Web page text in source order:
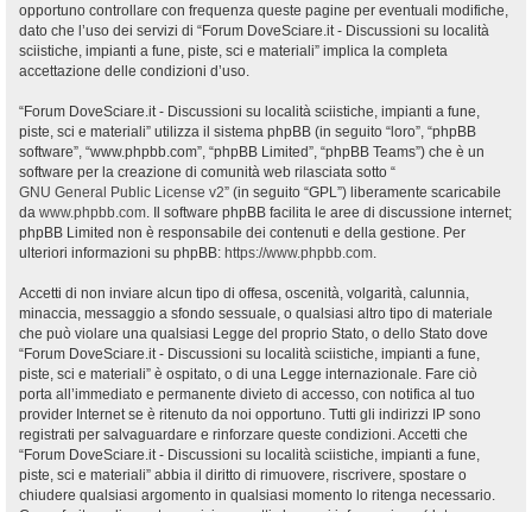
opportuno controllare con frequenza queste pagine per eventuali modifiche,
dato che l’uso dei servizi di “Forum DoveSciare.it - Discussioni su località
sciistiche, impianti a fune, piste, sci e materiali” implica la completa
accettazione delle condizioni d’uso.
“Forum DoveSciare.it - Discussioni su località sciistiche, impianti a fune,
piste, sci e materiali” utilizza il sistema phpBB (in seguito “loro”, “phpBB
software”, “www.phpbb.com”, “phpBB Limited”, “phpBB Teams”) che è un
software per la creazione di comunità web rilasciata sotto “
GNU General Public License v2” (in seguito “GPL”) liberamente scaricabile
da www.phpbb.com. Il software phpBB facilita le aree di discussione internet;
phpBB Limited non è responsabile dei contenuti e della gestione. Per
ulteriori informazioni su phpBB: https://www.phpbb.com.
Accetti di non inviare alcun tipo di offesa, oscenità, volgarità, calunnia,
minaccia, messaggio a sfondo sessuale, o qualsiasi altro tipo di materiale
che può violare una qualsiasi Legge del proprio Stato, o dello Stato dove
“Forum DoveSciare.it - Discussioni su località sciistiche, impianti a fune,
piste, sci e materiali” è ospitato, o di una Legge internazionale. Fare ciò
porta all’immediato e permanente divieto di accesso, con notifica al tuo
provider Internet se è ritenuto da noi opportuno. Tutti gli indirizzi IP sono
registrati per salvaguardare e rinforzare queste condizioni. Accetti che
“Forum DoveSciare.it - Discussioni su località sciistiche, impianti a fune,
piste, sci e materiali” abbia il diritto di rimuovere, riscrivere, spostare o
chiudere qualsiasi argomento in qualsiasi momento lo ritenga necessario.